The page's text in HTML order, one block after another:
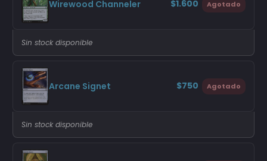
Wirewood Channeler $1.600 Agotado
Sin stock disponible
Arcane Signet $750 Agotado
Sin stock disponible